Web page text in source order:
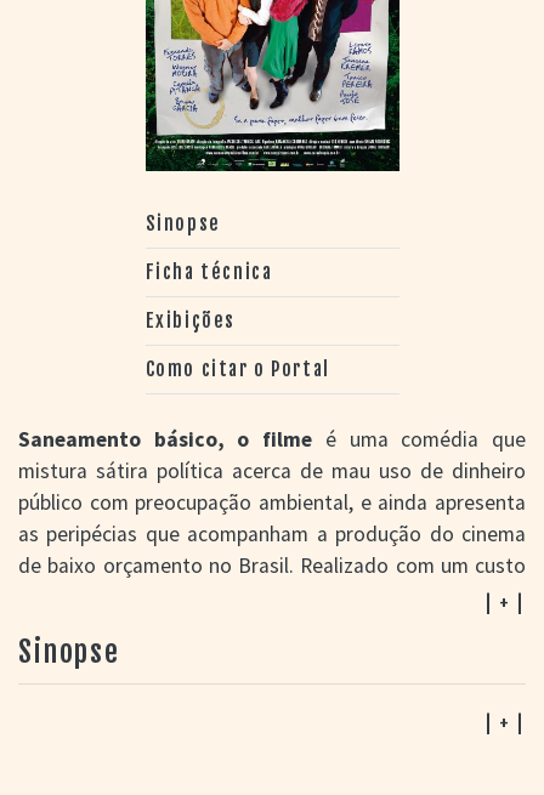
Sinopse
Ficha técnica
Exibições
Como citar o Portal
Saneamento básico, o filme é uma comédia que
mistura sátira política acerca de mau uso de dinheiro
público com preocupação ambiental, e ainda apresenta
as peripécias que acompanham a produção do cinema
de baixo orçamento no Brasil. Realizado com um custo
de produção na casa de R$ 1,86 milhão, com recursos
Desenvolvimento Econômico e Social, o projeto
começou a nascer na cabeça do diretor Jorge Furtado
após ele tomar conhecimento de um programa do
| + |
Sinopse
| + |